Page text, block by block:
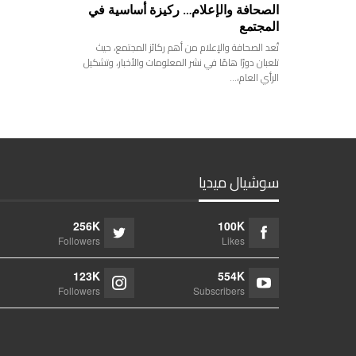
الصحافة والإعلام… ركيزة أساسية في
المجتمع
تُعد الصحافة والإعلام من أهم ركائز المجتمع، حيث
تلعبان دورًا هامًا في نشر المعلومات والأخبار، وتشكيل
الرأي العام،…
سوشيال ميديا
100K
Likes
256K
Followers
554K
Subscribers
123K
Followers